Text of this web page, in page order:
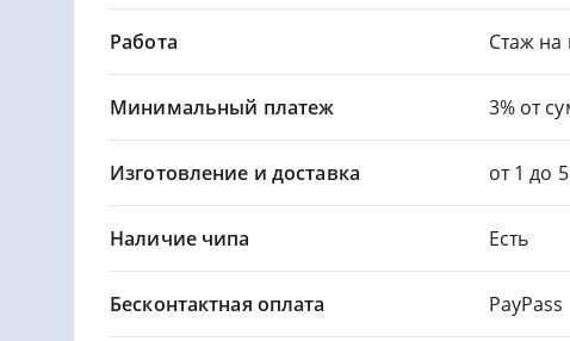
Работа Стаж на
Минимальный платеж 3% от
Изготовление и доставка от 1 до
Наличие чипа Есть
Бесконтактная оплата PayPass